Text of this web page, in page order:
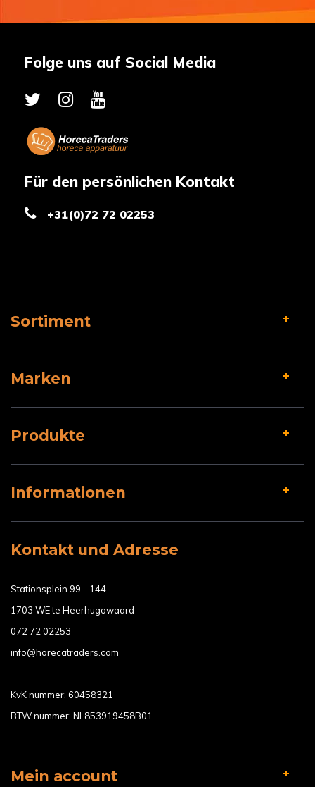
Folge uns auf Social Media
Für den persönlichen Kontakt
+31(0)72 72 02253
Sortiment
Marken
Produkte
Informationen
Kontakt und Adresse
Stationsplein 99 - 144
1703 WE te Heerhugowaard
072 72 02253
info@horecatraders.com
KvK nummer: 60458321
BTW nummer: NL853919458B01
Mein account